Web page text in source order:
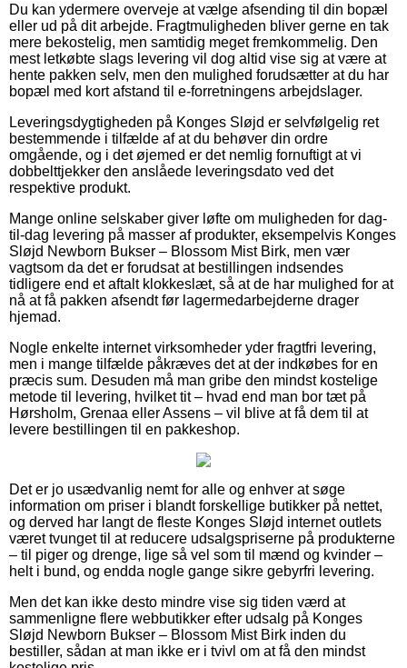
Du kan ydermere overveje at vælge afsending til din bopæl
eller ud på dit arbejde. Fragtmuligheden bliver gerne en tak
mere bekostelig, men samtidig meget fremkommelig. Den
mest letkøbte slags levering vil dog altid vise sig at være at
hente pakken selv, men den mulighed forudsætter at du har
bopæl med kort afstand til e-forretningens arbejdslager.
Leveringsdygtigheden på Konges Sløjd er selvfølgelig ret
bestemmende i tilfælde af at du behøver din ordre
omgående, og i det øjemed er det nemlig fornuftigt at vi
dobbelttjekker den anslåede leveringsdato ved det
respektive produkt.
Mange online selskaber giver løfte om muligheden for dag-
til-dag levering på masser af produkter, eksempelvis Konges
Sløjd Newborn Bukser – Blossom Mist Birk, men vær
vagtsom da det er forudsat at bestillingen indsendes
tidligere end et aftalt klokkeslæt, så at de har mulighed for at
nå at få pakken afsendt før lagermedarbejderne drager
hjemad.
Nogle enkelte internet virksomheder yder fragtfri levering,
men i mange tilfælde påkræves det at der indkøbes for en
præcis sum. Desuden må man gribe den mindst kostelige
metode til levering, hvilket tit – hvad end man bor tæt på
Hørsholm, Grenaa eller Assens – vil blive at få dem til at
levere bestillingen til en pakkeshop.
Det er jo usædvanlig nemt for alle og enhver at søge
information om priser i blandt forskellige butikker på nettet,
og derved har langt de fleste Konges Sløjd internet outlets
været tvunget til at reducere udsalgspriserne på produkterne
– til piger og drenge, lige så vel som til mænd og kvinder –
helt i bund, og endda nogle gange sikre gebyrfri levering.
Men det kan ikke desto mindre vise sig tiden værd at
sammenligne flere webbutikker efter udsalg på Konges
Sløjd Newborn Bukser – Blossom Mist Birk inden du
bestiller, sådan at man ikke er i tvivl om at få den mindst